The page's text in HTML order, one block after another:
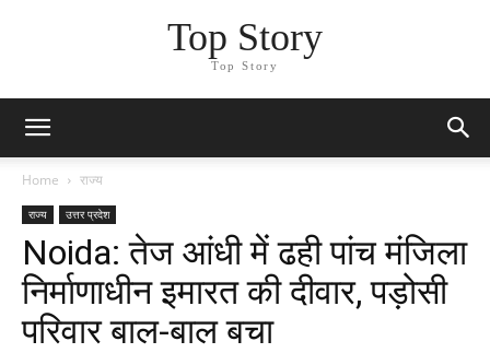
Top Story
Top Story
Home राज्य
राज्य उत्तर प्रदेश
Noida: तेज आंधी में ढही पांच मंजिला
निर्माणाधीन इमारत की दीवार, पड़ोसी
परिवार बाल-बाल बचा